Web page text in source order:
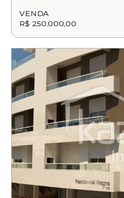
VENDA
R$ 250.000,00